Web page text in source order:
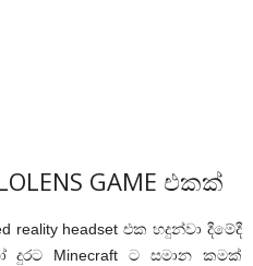
GAME එකක්
reality headset එක හදුන්වා දීමේදී
Minecraft ට සමාන කමක්